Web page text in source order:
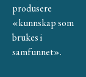
produsere
«kunnskap som
brukes i
samfunnet».